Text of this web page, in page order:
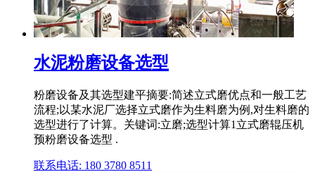
水泥粉磨设备选型
粉磨设备及其选型建平摘要:简述立式磨优点和一般工艺
流程;以某水泥厂选择立式磨作为生料磨为例,对生料磨的
选型进行了计算。关键词:立磨;选型计算1立式磨辊压机
预粉磨设备选型 .
联系电话: 180 3780 8511